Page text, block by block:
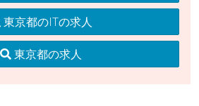
東京都のITの求人
東京都の求人